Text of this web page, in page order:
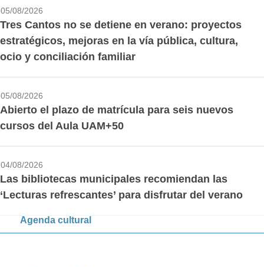
05/08/2026
Tres Cantos no se detiene en verano: proyectos
estratégicos, mejoras en la vía pública, cultura,
ocio y conciliación familiar
05/08/2026
Abierto el plazo de matrícula para seis nuevos
cursos del Aula UAM+50
04/08/2026
Las bibliotecas municipales recomiendan las
‘Lecturas refrescantes’ para disfrutar del verano
Agenda cultural